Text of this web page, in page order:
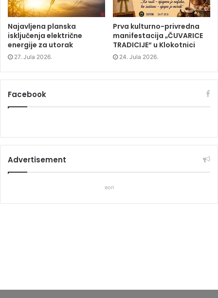
Najavljena planska
isključenja električne
energije za utorak
27. Jula 2026.
Prva kulturno-privredna
manifestacija „ČUVARICE
TRADICIJE“ u Klokotnici
24. Jula 2026.
Facebook
Advertisement
eon